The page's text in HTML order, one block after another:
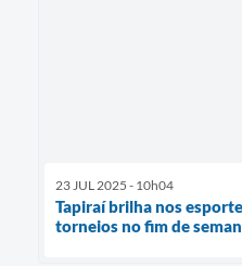
23 JUL 2025 - 10h04
Tapiraí brilha nos
torneios no fim de